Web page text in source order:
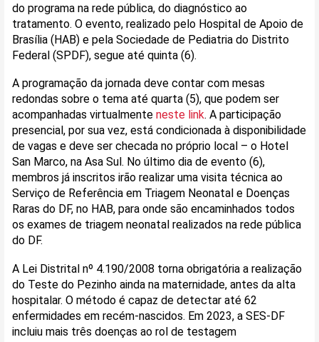
do programa na rede pública, do diagnóstico ao
tratamento. O evento, realizado pelo Hospital de Apoio de
Brasília (HAB) e pela Sociedade de Pediatria do Distrito
Federal (SPDF), segue até quinta (6).
A programação da jornada deve contar com mesas
redondas sobre o tema até quarta (5), que podem ser
acompanhadas virtualmente neste link. A participação
presencial, por sua vez, está condicionada à disponibilidade
de vagas e deve ser checada no próprio local – o Hotel
San Marco, na Asa Sul. No último dia de evento (6),
membros já inscritos irão realizar uma visita técnica ao
Serviço de Referência em Triagem Neonatal e Doenças
Raras do DF, no HAB, para onde são encaminhados todos
os exames de triagem neonatal realizados na rede pública
do DF.
A Lei Distrital nº 4.190/2008 torna obrigatória a realização
do Teste do Pezinho ainda na maternidade, antes da alta
hospitalar. O método é capaz de detectar até 62
enfermidades em recém-nascidos. Em 2023, a SES-DF
incluiu mais três doenças ao rol de testagem